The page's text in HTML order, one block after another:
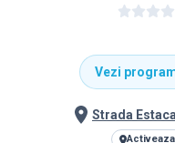
Vezi
Strada